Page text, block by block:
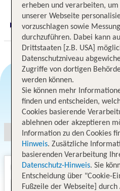
Digitaler und
erheben und verarbeiten,
unserer Webseite
vorzuschlagen sowie
durchzuführen. Dabei kann
Drittstaaten [z.B. USA]
Datenschutzniveau
Zugriffe von dortigen
werden können.
Sie können mehr
finden und entscheiden,
Cookies basierende
ablehnen oder akzeptieren
Information zu den Cookies
Hinweis. Zusätzliche
basierenden Verarbeitung
Datenschutz-Hinweis. Sie
Entscheidung über "Cookie-
Fußzeile der Webseite] durch